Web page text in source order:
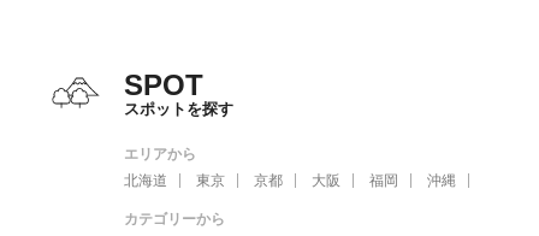
SPOT
スポットを探す
エリアから
北海道
東京 京都 大阪 福岡 沖縄
カテゴリーから